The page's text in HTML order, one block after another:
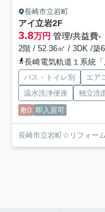
長崎市立岩町
アイ立岩2F
3.8万円 管理/共益費-
2階 / 52.36㎡ / 3DK /築
長崎電気軌道１系統
バス・トイレ別 エア
温水洗浄便座
独立洗
敷0 即入居可
長崎市立岩町☆リフォー